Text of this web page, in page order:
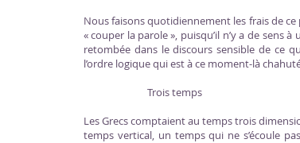
Nous faisons quotidiennement les frais de
« couper la parole », puisqu’il n’y a de sens
retombée dans le discours sensible de ce
l’ordre logique qui est à ce moment-là
Trois temps
Les Grecs comptaient au temps trois
temps vertical, un temps qui ne s’écoule